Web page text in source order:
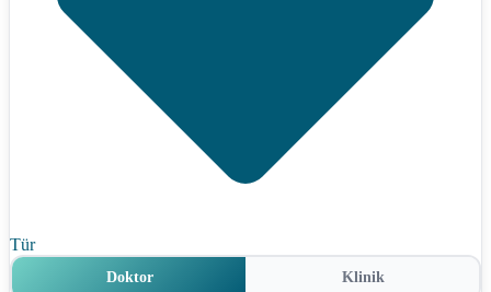
Tür
Doktor Klinik